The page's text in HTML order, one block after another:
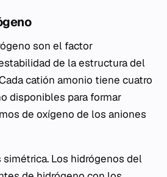
son el factor
de la estructura del
catión amonio tiene cuatro
disponibles para formar
de oxígeno de los aniones
Los hidrógenos del